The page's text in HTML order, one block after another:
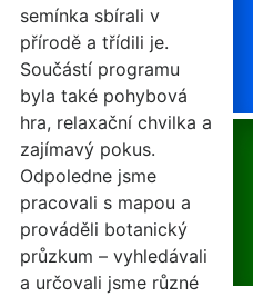
semínka sbírali v
přírodě a třídili je.
Součástí programu
byla také pohybová
hra, relaxační chvilka a
zajímavý pokus.
Odpoledne jsme
pracovali s mapou a
prováděli botanický
průzkum – vyhledávali
a určovali jsme různé